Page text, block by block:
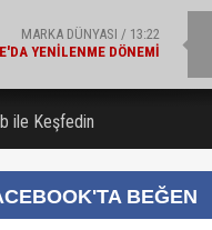
ŞIRKET HABERLERI / 13:19
ÜRÜNLER İÇIN İŞ
ile Keşfedin
BEĞEN